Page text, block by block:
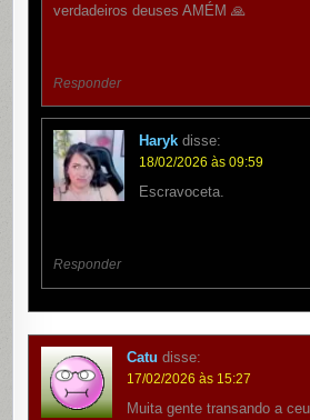
verdadeiros deuses AMÉM 🙏
Responder
Haryk disse:
18/02/2026 às 09:59
Escravoceta.
Responder
Catu disse:
17/02/2026 às 15:27
Muita gente transando a